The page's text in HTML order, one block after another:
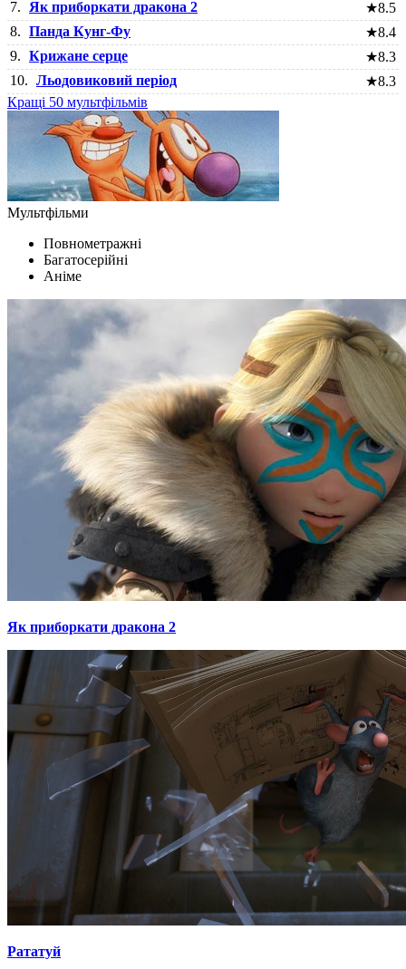
7.
Як приборкати дракона 2 ★8.5
8. Панда Кунг-Фу ★8.4
9. Крижане серце ★8.3
10. Льодовиковий період ★8.3
Кращі 50 мультфільмів
Мультфільми
Повнометражні
Багатосерійні
Аніме
Як приборкати дракона 2
Рататуй